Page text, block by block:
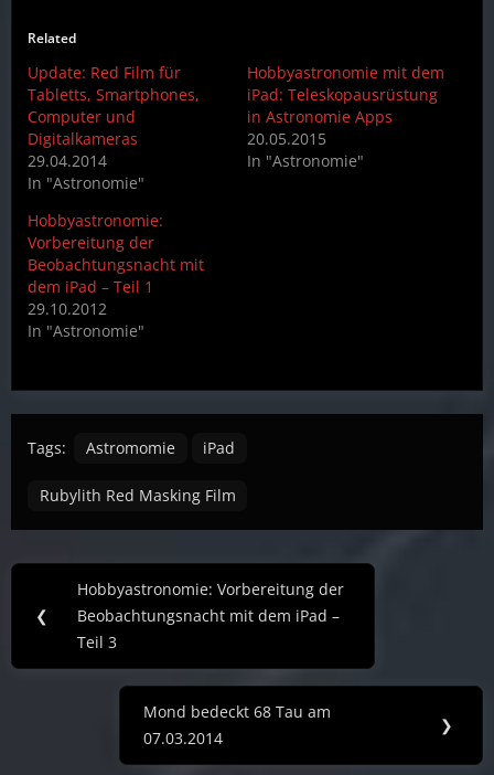
Related
Update: Red Film für
Tabletts, Smartphones,
Computer und
Digitalkameras
29.04.2014
In "Astronomie"
Hobbyastronomie mit dem
iPad: Teleskopausrüstung
in Astronomie Apps
20.05.2015
In "Astronomie"
Hobbyastronomie:
Vorbereitung der
Beobachtungsnacht mit
dem iPad – Teil 1
29.10.2012
In "Astronomie"
Tags: Astromomie iPad
Rubylith Red Masking Film
Post
navigation
❮
Previous
Post:
Hobbyastronomie: Vorbereitung der
Beobachtungsnacht mit dem iPad –
Teil 3
Next
Post:
Mond bedeckt 68 Tau am
07.03.2014
❯